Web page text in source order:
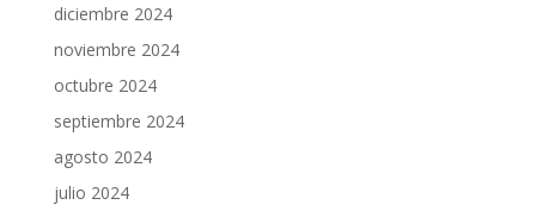
diciembre 2024
noviembre 2024
octubre 2024
septiembre 2024
agosto 2024
julio 2024